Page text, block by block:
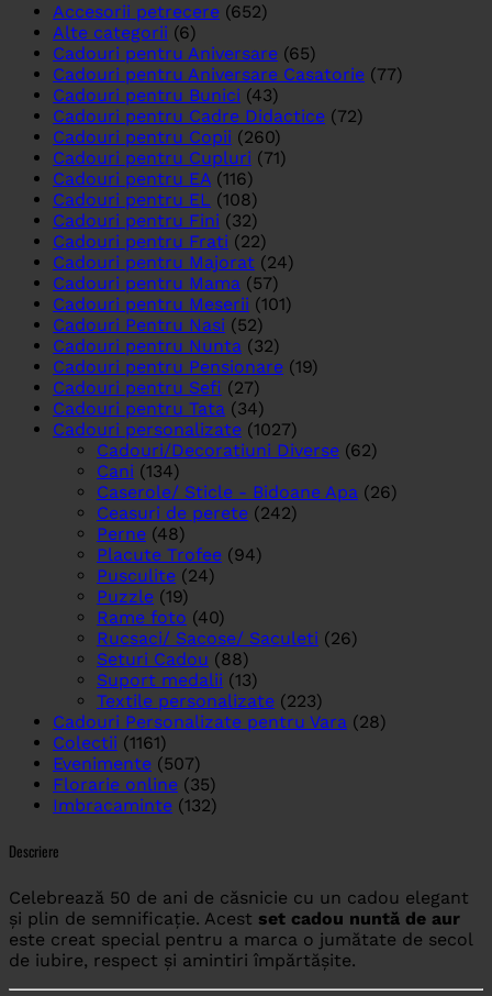
Accesorii petrecere (652)
Alte categorii (6)
Cadouri pentru Aniversare (65)
Cadouri pentru Aniversare Casatorie (77)
Cadouri pentru Bunici (43)
Cadouri pentru Cadre Didactice (72)
Cadouri pentru Copii (260)
Cadouri pentru Cupluri (71)
Cadouri pentru EA (116)
Cadouri pentru EL (108)
Cadouri pentru Fini (32)
Cadouri pentru Frati (22)
Cadouri pentru Majorat (24)
Cadouri pentru Mama (57)
Cadouri pentru Meserii (101)
Cadouri Pentru Nasi (52)
Cadouri pentru Nunta (32)
Cadouri pentru Pensionare (19)
Cadouri pentru Sefi (27)
Cadouri pentru Tata (34)
Cadouri personalizate (1027)
Cadouri/Decoratiuni Diverse (62)
Cani (134)
Caserole/ Sticle - Bidoane Apa (26)
Ceasuri de perete (242)
Perne (48)
Placute Trofee (94)
Pusculite (24)
Puzzle (19)
Rame foto (40)
Rucsaci/ Sacose/ Saculeti (26)
Seturi Cadou (88)
Suport medalii (13)
Textile personalizate (223)
Cadouri Personalizate pentru Vara (28)
Colectii (1161)
Evenimente (507)
Florarie online (35)
Imbracaminte (132)
Descriere
Celebrează 50 de ani de căsnicie cu un cadou elegant
și plin de semnificație. Acest set cadou nuntă de aur
este creat special pentru a marca o jumătate de secol
de iubire, respect și amintiri împărtășite.